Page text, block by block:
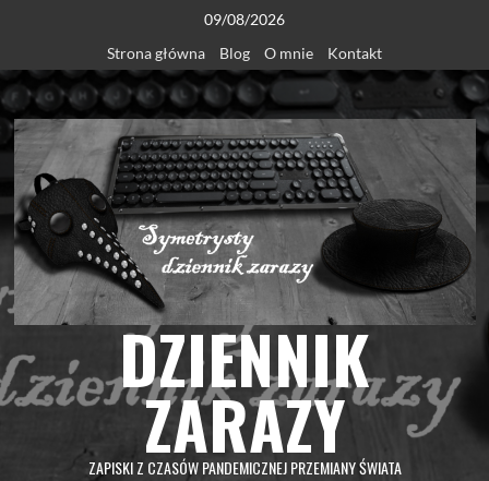
content
09/08/2026
Strona główna
Blog O mnie Kontakt
DZIENNIK
ZARAZY
ZAPISKI Z CZASÓW PANDEMICZNEJ PRZEMIANY ŚWIATA